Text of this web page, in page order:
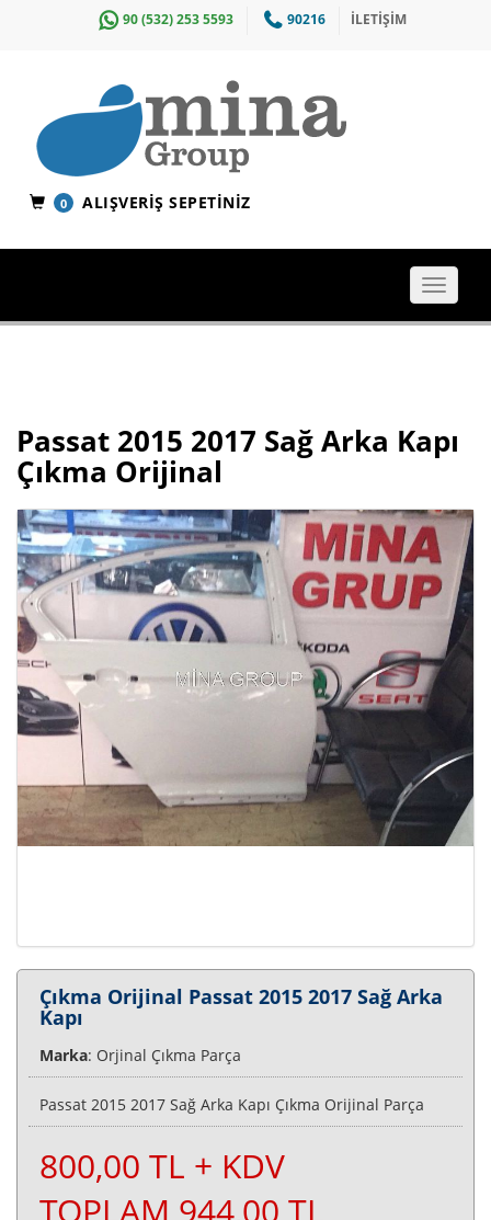
90 (532) 253 5593 90216 İLETİŞİM
0 ALIŞVERIŞ SEPETINIZ
Toggle
Passat 2015 2017 Sağ Arka Kapı
Çıkma Orijinal
Çıkma Orijinal Passat 2015 2017 Sağ Arka
Kapı
Marka: Orjinal Çıkma Parça
Passat 2015 2017 Sağ Arka Kapı Çıkma Orijinal Parça
800,00 TL + KDV
TOPLAM 944,00 TL